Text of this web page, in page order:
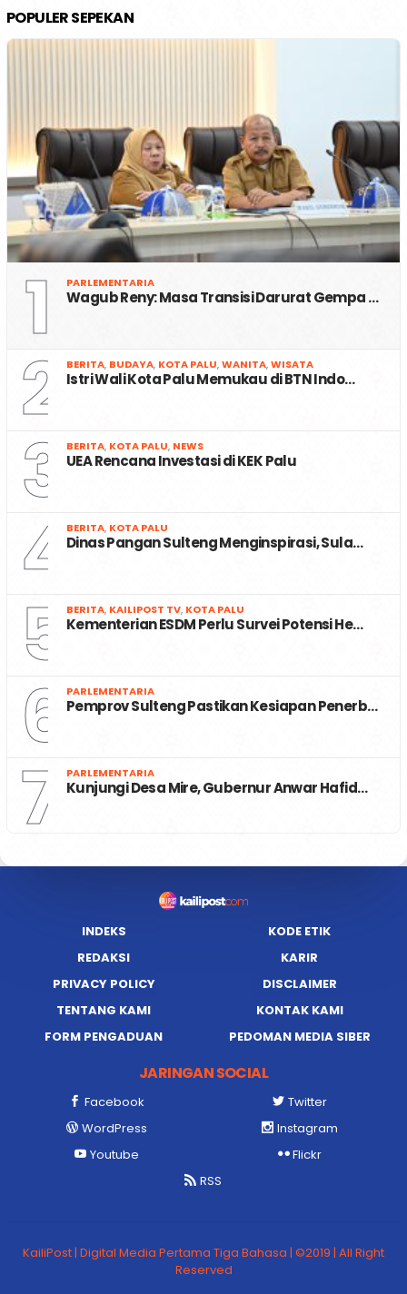
POPULER SEPEKAN
1 PARLEMENTARIA
Wagub Reny: Masa Transisi Darurat Gempa …
2 BERITA, BUDAYA, KOTA PALU,WANITA,WISATA
Istri Wali Kota Palu Memukau di BTN Indo…
3 BERITA, KOTA PALU, NEWS
UEA Rencana Investasi di KEK Palu
4 BERITA, KOTA PALU
Dinas Pangan Sulteng Menginspirasi, Sula…
5 BERITA, KAILIPOST TV, KOTA PALU
Kementerian ESDM Perlu Survei Potensi He…
6 PARLEMENTARIA
Pemprov Sulteng Pastikan Kesiapan Penerb…
7 PARLEMENTARIA
Kunjungi Desa Mire, Gubernur Anwar Hafid…
INDEKS
KODE ETIK
REDAKSI
KARIR
PRIVACY POLICY
DISCLAIMER
TENTANG KAMI
KONTAK KAMI
FORM PENGADUAN
PEDOMAN MEDIA SIBER
JARINGAN SOCIAL
Facebook
Twitter
WordPress
Instagram
Youtube
Flickr
RSS
KailiPost | Digital Media Pertama Tiga Bahasa | ©2019 | All Right
Reserved